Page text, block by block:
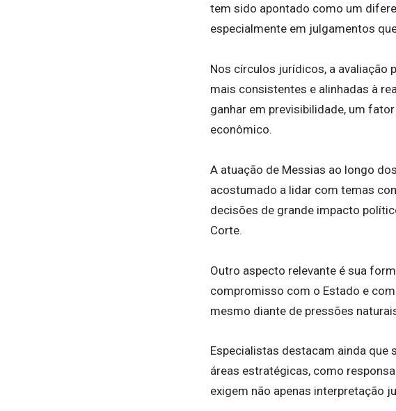
tem sido apontado como um
especialmente em julgamentos
Nos círculos jurídicos, a avaliação
mais consistentes e alinhadas à
ganhar em previsibilidade, um
econômico.
A atuação de Messias ao longo
acostumado a lidar com temas
decisões de grande impacto
Corte.
Outro aspecto relevante é sua
compromisso com o Estado e
mesmo diante de pressões
Especialistas destacam ainda que
áreas estratégicas, como
exigem não apenas interpretação